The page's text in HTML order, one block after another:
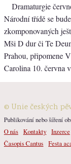
Dramaturgie
Národní třídě se
zkomponovaných
Mši D dur či Te
Prahou, připomene
Carolina 10. června
© Unie českých
Publikování nebo šíření
O nás Kontakty Inzerce
Časopis Cantus Festa